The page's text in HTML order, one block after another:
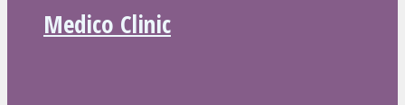
Medico Clinic